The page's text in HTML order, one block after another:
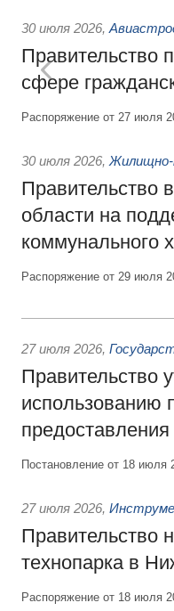
30 июля 2026,
Правительство
сфере
Распоряжение от 27 июля
30 июля 2026, Жилищно-
Правительство
области на
коммунального
Распоряжение от 29 июля
27 июля 2026,
Правительство
использованию
Постановление от 18 июля
27 июля 2026,
Правительство
технопарка в
Распоряжение от 18 июля